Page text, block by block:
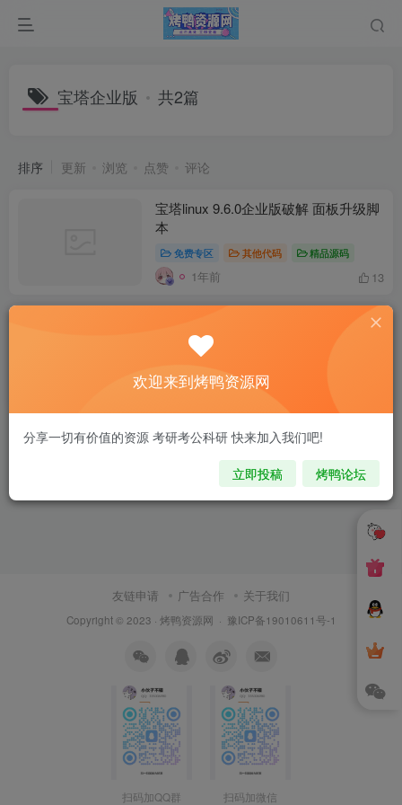
宝塔企业版 共2篇
排序 更新 浏览 点赞 评论
宝塔linux 9.6.0企业版破解 面板升级脚
本
免费专区 其他代码 精品源码
1年前 13
宝塔最新7.9.0企业版(开心)破解版安装
4年前
友链申请 广告合作 关于我们
Copyright © 2023 · 烤鸭资源网 · 豫ICP备19010611号-1
扫码加QQ群 扫码加微信
欢迎来到烤鸭资源网
分享一切有价值的资源 考研考公科研 快来加入我们吧!
立即投稿 烤鸭论坛